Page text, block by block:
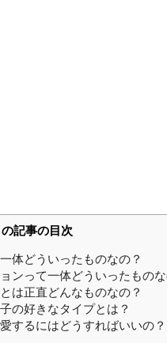
記事の目次
体どういったものなの？
ンって一体どういったものな
は正直どんなものなの？
の好きなタイプとは？
するにはどうすればいいの？